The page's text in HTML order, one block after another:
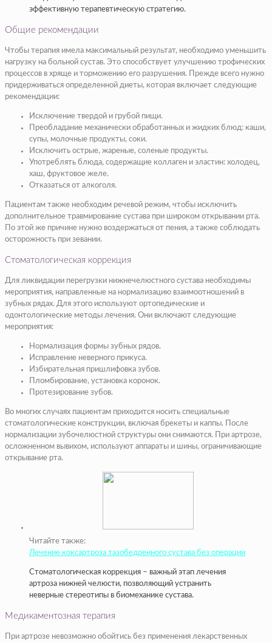
эффективную терапевтическую стратегию.
Общие рекомендации
Чтобы терапия имела максимальный результат, необходимо уменьшить
нагрузку на больной сустав. Это способствует улучшению трофических
процессов в хряще и торможению его разрушения. Прежде всего нужно
придерживаться определенной диеты, которая включает следующие
рекомендации:
Исключение твердой и грубой пищи.
Преобладание механически обработанных и жидких блюд: каши,
супы, молочные продукты, соки.
Исключить острые, жареные, соленые продукты.
Употреблять блюда, содержащие коллаген и эластин: холодец,
хаш, фруктовое желе.
Отказаться от алкоголя.
Пациентам также необходим речевой режим, чтобы исключить
дополнительное травмирование сустава при широком открывании рта.
По этой же причине нужно воздержаться от пения, а также соблюдать
осторожность при зевании.
Стоматологическая коррекция
Для ликвидации перегрузки нижнечелюстного сустава необходимы
мероприятия, направленные на нормализацию взаимоотношений в
зубных рядах. Для этого используют ортопедические и
одонтологические методы лечения. Они включают следующие
мероприятия:
Нормализация формы зубных рядов.
Исправление неверного прикуса.
Избирательная пришлифовка зубов.
Пломбирование, установка коронок.
Протезирование зубов.
Во многих случаях пациентам приходится носить специальные
стоматологические конструкции, включая брекеты и каппы. После
нормализации зубочелюстной структуры они снимаются. При артрозе,
осложненном вывихом, используют аппараты и шины, ограничивающие
открывание рта.
Читайте также:
Лечение коксартроза тазобедренного сустава без операции
Стоматологическая коррекция – важный этап лечения
артроза нижней челюсти, позволяющий устранить
неверные стереотипы в биомеханике сустава.
Медикаментозная терапия
При артрозе невозможно обойтись без применения лекарственных